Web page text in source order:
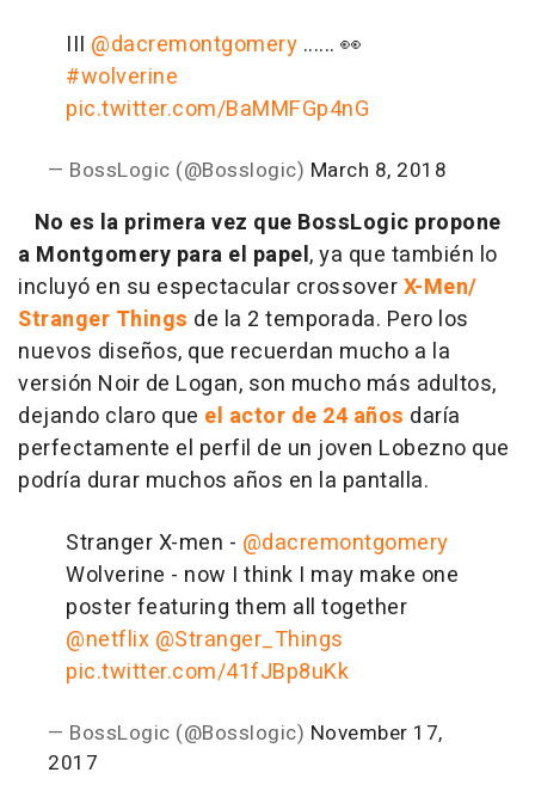
III @dacremontgomery ...... 👀
#wolverine
pic.twitter.com/BaMMFGp4nG
— BossLogic (@Bosslogic) March 8, 2018
No es la primera vez que BossLogic propone
a Montgomery para el papel, ya que también lo
incluyó en su espectacular crossoverX-Men/
Stranger Things de la 2 temporada. Pero los
nuevos diseños, que recuerdan mucho a la
versión Noir de Logan, son mucho más adultos,
dejando claro que el actor de 24 años daría
perfectamente el perfil de un joven Lobezno que
podría durar muchos años en la pantalla.
Stranger X-men - @dacremontgomery
Wolverine - now I think I may make one
poster featuring them all together
@netflix @Stranger_Things
pic.twitter.com/41fJBp8uKk
— BossLogic (@Bosslogic) November 17,
2017